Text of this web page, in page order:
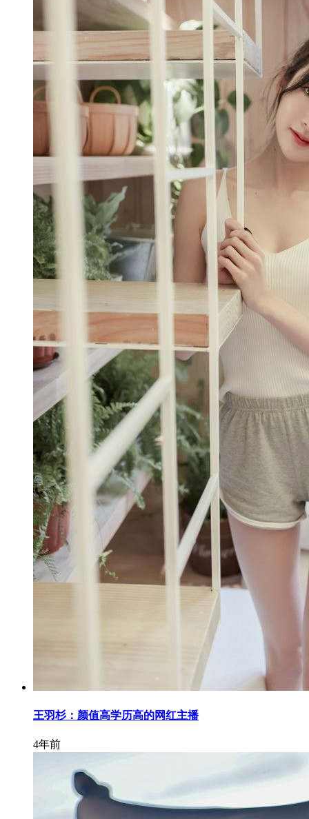
王羽杉：颜值高学历高的网红主播
4年前